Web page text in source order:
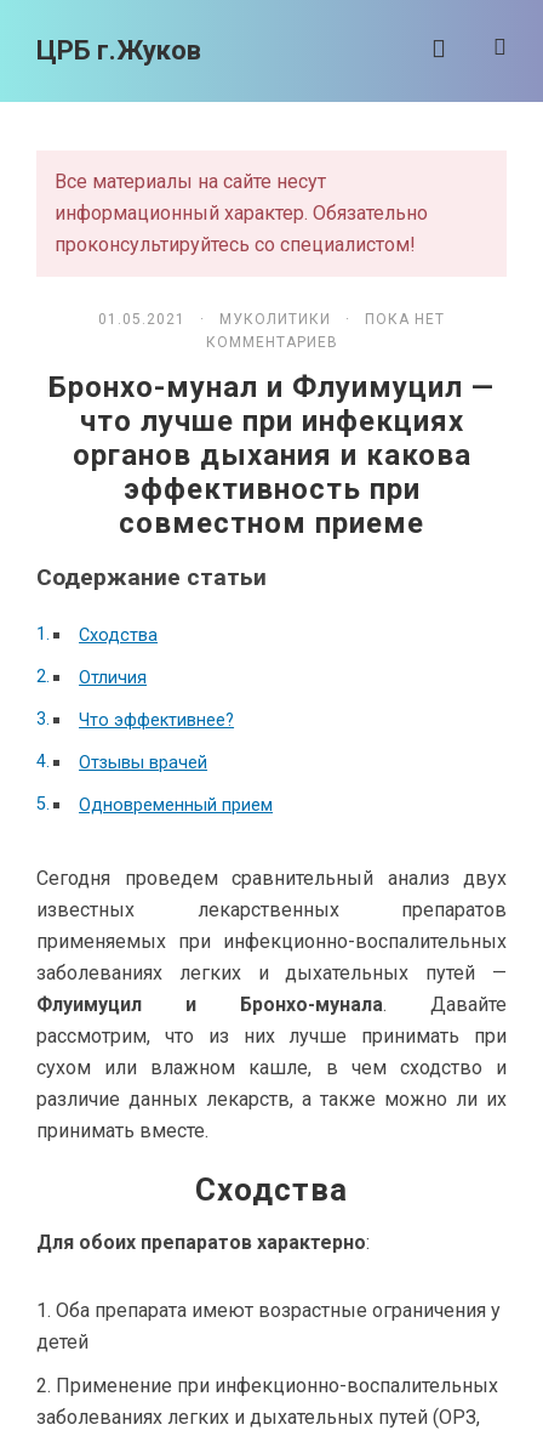
ЦРБ г.Жуков
Все материалы на сайте несут
информационный характер. Обязательно
проконсультируйтесь со специалистом!
01.05.2021 · МУКОЛИТИКИ
· ПОКА НЕТ
КОММЕНТАРИЕВ
Бронхо-мунал и Флуимуцил —
что лучше при инфекциях
органов дыхания и какова
эффективность при
совместном приеме
Содержание статьи
Сходства
Отличия
Что эффективнее?
Отзывы врачей
Одновременный прием
Сегодня проведем сравнительный анализ двух
известных лекарственных препаратов
применяемых при инфекционно-воспалительных
заболеваниях легких и дыхательных путей —
Флуимуцил и Бронхо-мунала. Давайте
рассмотрим, что из них лучше принимать при
сухом или влажном кашле, в чем сходство и
различие данных лекарств, а также можно ли их
принимать вместе.
Сходства
Для обоих препаратов характерно:
Оба препарата имеют возрастные ограничения у
детей
Применение при инфекционно-воспалительных
заболеваниях легких и дыхательных путей (ОРЗ,